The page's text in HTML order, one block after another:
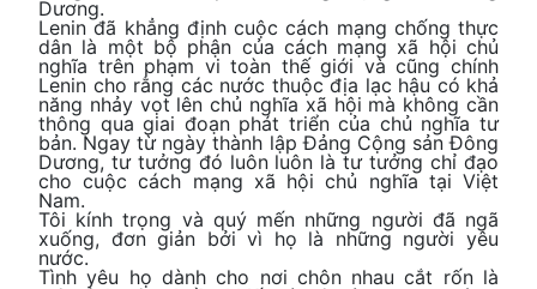
Dương.
Lenin đã khẳng định cuộc cách mạng chống thực
dân là một bộ phận của cách mạng xã hội chủ
nghĩa trên phạm vi toàn thế giới và cũng chính
Lenin cho rằng các nước thuộc địa lạc hậu có khả
năng nhảy vọt lên chủ nghĩa xã hội mà không cần
thông qua giai đoạn phát triển của chủ nghĩa tư
bản. Ngay từ ngày thành lập Đảng Cộng sản Đông
Dương, tư tưởng đó luôn luôn là tư tưởng chỉ đạo
cho cuộc cách mạng xã hội chủ nghĩa tại Việt
Nam.
Tôi kính trọng và quý mến những người đã ngã
xuống, đơn giản bởi vì họ là những người yêu
nước.
Tình yêu họ dành cho nơi chôn nhau cắt rốn là